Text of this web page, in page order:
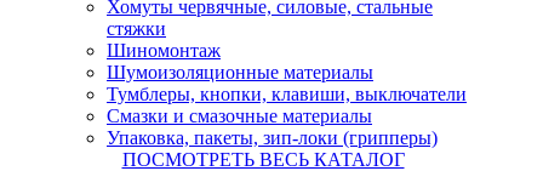
Хомуты червячные, силовые, стальные
стяжки
Шиномонтаж
Шумоизоляционные материалы
Тумблеры, кнопки, клавиши, выключатели
Смазки и смазочные материалы
Упаковка, пакеты, зип-локи (грипперы)
ПОСМОТРЕТЬ ВЕСЬ КАТАЛОГ